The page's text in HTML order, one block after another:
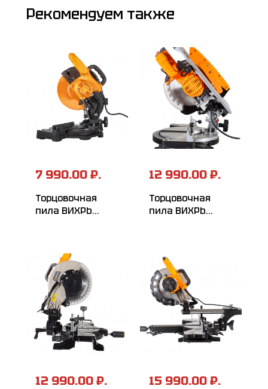
Рекомендуем также
7 990.00 ₽.
Торцовочная
пила ВИХРЬ
12 990.00 ₽.
Торцовочная
пила ВИХРЬ
12 990.00 ₽. 15 990.00 ₽.